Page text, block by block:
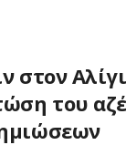
στον
του